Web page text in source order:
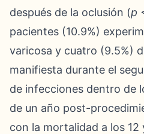
después de la oclusión (p
pacientes (10.9%)
varicosa y cuatro (9.5%)
manifiesta durante el
de infecciones dentro de
de un año post-
con la mortalidad a los 12